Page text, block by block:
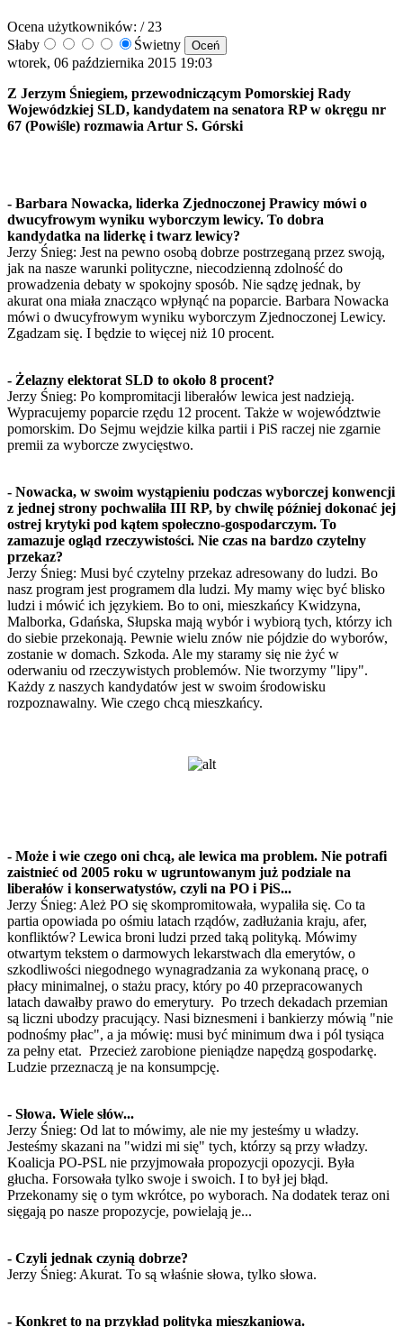
Ocena użytkowników: / 23
Słaby
Świetny
wtorek, 06 października 2015 19:03
Z Jerzym Śniegiem, przewodniczącym Pomorskiej Rady
Wojewódzkiej SLD, kandydatem na senatora RP w okręgu nr
67 (Powiśle) rozmawia Artur S. Górski
- Barbara Nowacka, liderka Zjednoczonej Prawicy mówi o
dwucyfrowym wyniku wyborczym lewicy. To dobra
kandydatka na liderkę i twarz lewicy?
Jerzy Śnieg: Jest na pewno osobą dobrze postrzeganą przez swoją,
jak na nasze warunki polityczne, niecodzienną zdolność do
prowadzenia debaty w spokojny sposób. Nie sądzę jednak, by
akurat ona miała znacząco wpłynąć na poparcie. Barbara Nowacka
mówi o dwucyfrowym wyniku wyborczym Zjednoczonej Lewicy.
Zgadzam się. I będzie to więcej niż 10 procent.
- Żelazny elektorat SLD to około 8 procent?
Jerzy Śnieg: Po kompromitacji liberałów lewica jest nadzieją.
Wypracujemy poparcie rzędu 12 procent. Także w województwie
pomorskim. Do Sejmu wejdzie kilka partii i PiS raczej nie zgarnie
premii za wyborcze zwycięstwo.
- Nowacka, w swoim wystąpieniu podczas wyborczej konwencji
z jednej strony pochwaliła III RP, by chwilę później dokonać jej
ostrej krytyki pod kątem społeczno-gospodarczym. To
zamazuje ogląd rzeczywistości. Nie czas na bardzo czytelny
przekaz?
Jerzy Śnieg: Musi być czytelny przekaz adresowany do ludzi. Bo
nasz program jest programem dla ludzi. My mamy więc być blisko
ludzi i mówić ich językiem. Bo to oni, mieszkańcy Kwidzyna,
Malborka, Gdańska, Słupska mają wybór i wybiorą tych, którzy ich
do siebie przekonają. Pewnie wielu znów nie pójdzie do wyborów,
zostanie w domach. Szkoda. Ale my staramy się nie żyć w
oderwaniu od rzeczywistych problemów. Nie tworzymy "lipy".
Każdy z naszych kandydatów jest w swoim środowisku
rozpoznawalny. Wie czego chcą mieszkańcy.
- Może i wie czego oni chcą, ale lewica ma problem. Nie potrafi
zaistnieć od 2005 roku w ugruntowanym już podziale na
liberałów i konserwatystów, czyli na PO i PiS...
Jerzy Śnieg: Ależ PO się skompromitowała, wypaliła się. Co ta
partia opowiada po ośmiu latach rządów, zadłużania kraju, afer,
konfliktów? Lewica broni ludzi przed taką polityką. Mówimy
otwartym tekstem o darmowych lekarstwach dla emerytów, o
szkodliwości niegodnego wynagradzania za wykonaną pracę, o
płacy minimalnej, o stażu pracy, który po 40 przepracowanych
latach dawałby prawo do emerytury. Po trzech dekadach przemian
są liczni ubodzy pracujący. Nasi biznesmeni i bankierzy mówią "nie
podnośmy płac", a ja mówię: musi być minimum dwa i pól tysiąca
za pełny etat. Przecież zarobione pieniądze napędzą gospodarkę.
Ludzie przeznaczą je na konsumpcję.
- Słowa. Wiele słów...
Jerzy Śnieg: Od lat to mówimy, ale nie my jesteśmy u władzy.
Jesteśmy skazani na "widzi mi się" tych, którzy są przy władzy.
Koalicja PO-PSL nie przyjmowała propozycji opozycji. Była
głucha. Forsowała tylko swoje i swoich. I to był jej błąd.
Przekonamy się o tym wkrótce, po wyborach. Na dodatek teraz oni
sięgają po nasze propozycje, powielają je...
- Czyli jednak czynią dobrze?
Jerzy Śnieg: Akurat. To są właśnie słowa, tylko słowa.
- Konkret to na przykład polityka mieszkaniowa.